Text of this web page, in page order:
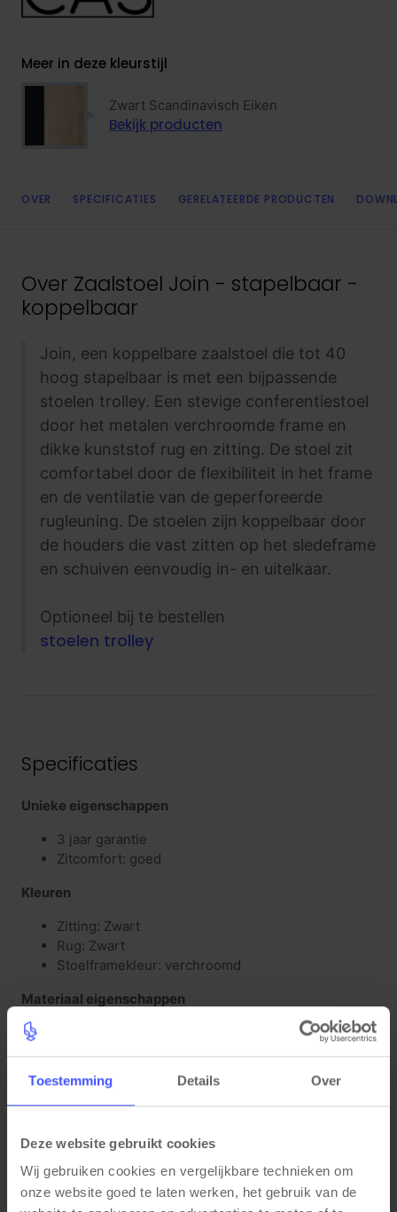
Toestemming Details Over
Deze website gebruikt cookies
Wij gebruiken cookies en vergelijkbare technieken om
onze website goed te laten werken, het gebruik van de
Meer in deze kleurstijl
Zwart Scandinavisch Eiken
Bekijk producten
OVER SPECIFICATIES GERELATEERDE PRODUCTEN
Over Zaalstoel Join - stapelbaar -
koppelbaar
Join, een koppelbare zaalstoel die tot 40
hoog stapelbaar is met een bijpassende
stoelen trolley. Een stevige conferentiestoel
door het metalen verchroomde frame en
dikke kunststof rug en zitting. De stoel zit
comfortabel door de flexibiliteit in het frame
en de ventilatie van de geperforeerde
rugleuning. De stoelen zijn koppelbaar door
de houders die vast zitten op het sledeframe
en schuiven eenvoudig in- en uitelkaar.
Optioneel bij te bestellen
stoelen trolley
Specificaties
Unieke eigenschappen
3 jaar garantie
Zitcomfort: goed
Kleuren
Zitting: Zwart
Rug: Zwart
Stoelframekleur: verchroomd
Materiaal eigenschappen
Glijders uit kunststof zijn koppelbaar
Koppelbaar